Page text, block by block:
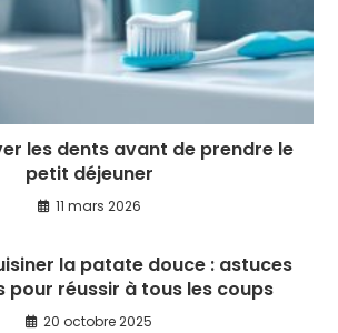
les dents avant de prendre le
petit déjeuner
11 mars 2026
la patate douce : astuces
pour réussir à tous les coups
20 octobre 2025